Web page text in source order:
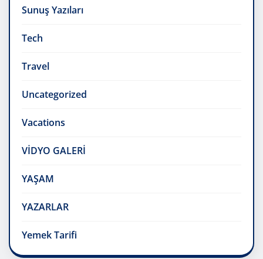
Sunuş Yazıları
Tech
Travel
Uncategorized
Vacations
VİDYO GALERİ
YAŞAM
YAZARLAR
Yemek Tarifi